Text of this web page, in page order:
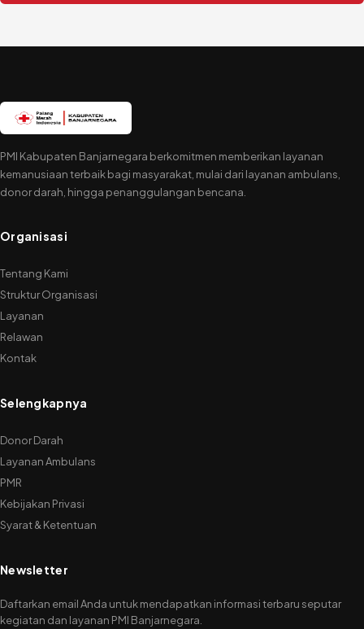
PMI Kabupaten Banjarnegara berkomitmen memberikan layanan
kemanusiaan terbaik bagi masyarakat, mulai dari layanan ambulans,
donor darah, hingga penanggulangan bencana.
Organisasi
Tentang Kami
Struktur Organisasi
Layanan
Relawan
Kontak
Selengkapnya
Donor Darah
Layanan Ambulans
PMR
Kebijakan Privasi
Syarat & Ketentuan
Newsletter
Daftarkan email Anda untuk mendapatkan informasi terbaru seputar
kegiatan dan layanan PMI Banjarnegara.